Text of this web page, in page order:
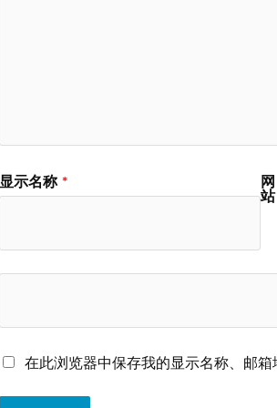
显示名称 *
网
站
在此浏览器中保存我的显示名称、邮箱